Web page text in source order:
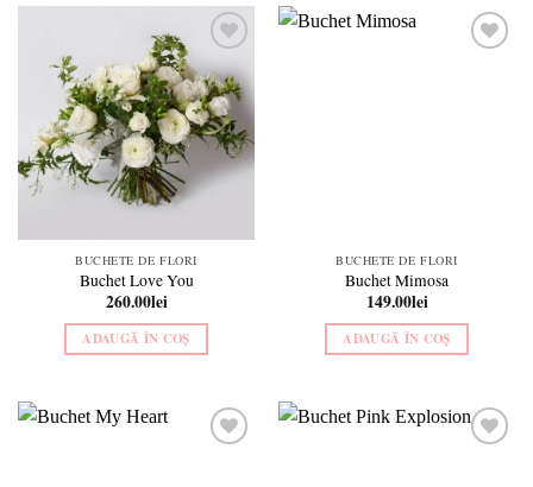
Add to
wishlist
BUCHETE DE FLORI
Buchet Love You
260.00lei
ADAUGĂ ÎN COȘ
BUCHETE DE FLORI
Buchet Mimosa
149.00lei
ADAUGĂ ÎN COȘ